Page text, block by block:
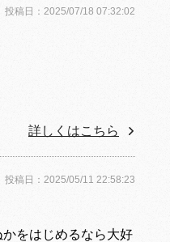
投稿日：2025/07/18 07:32:02
詳しくはこちら
投稿日：2025/05/11 22:58:23
をはじめるなら大好